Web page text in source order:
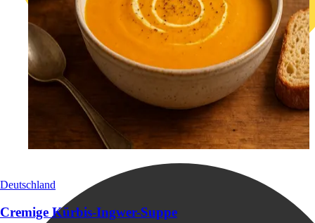
Deutschland
Cremige Kürbis-Ingwer-Suppe